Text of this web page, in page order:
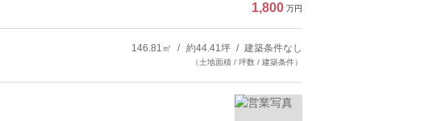
1,800 万円
146.81㎡ 約44.41坪 建築条件なし
（土地面積 / 坪数 / 建築条件）